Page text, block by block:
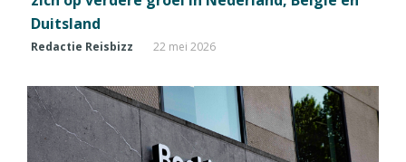
Duitsland
Redactie Reisbizz 22 mei 2026